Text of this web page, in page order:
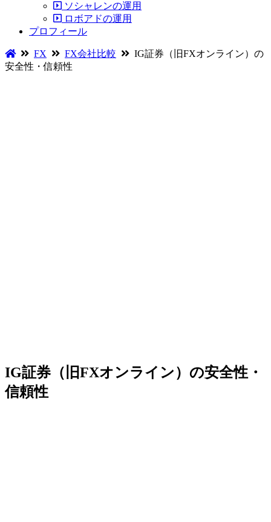
ソシャレンの運用
ロボアドの運用
プロフィール
FX FX会社比較
IG証券（旧FXオンライン）の
安全性・信頼性
IG証券（旧FXオンライン）の安全性・
信頼性